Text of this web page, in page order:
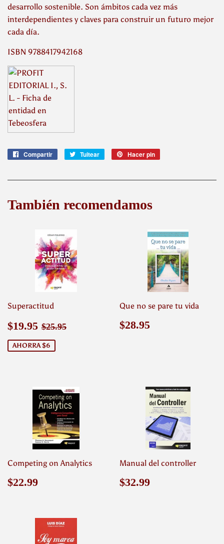
desarrollo sostenible. Son ámbitos cada vez más
interdependientes y claves para construir un futuro mejor
cada día.
ISBN 9788417942168
Compartir
CompartirTuitear
Tuitear Hacer pin
También recomendamos
Superactitud
Precio
de
venta
$19.95 $19.95
Precio habitual
$25.95
AHORRA $6
Que no se pare tu vida
Precio
$28.95
Competing on Analytics
Precio
$22.99
Manual del controller
Precio
$32.99